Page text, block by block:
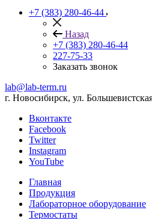
+7 (383) 280-46-44
Назад
+7 (383) 280-46-44
227-75-33
Заказать звонок
lab@lab-term.ru
г. Новосибирск, ул.
Вконтакте
Facebook
Twitter
Instagram
YouTube
Главная
Продукция
Лабораторное оборудование
Термостаты